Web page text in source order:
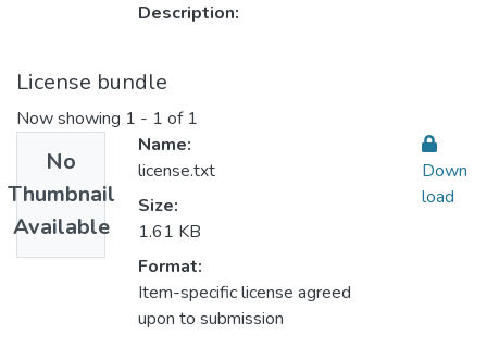
Description:
License bundle
Now showing 1 - 1 of 1
No
Thumbnail
Available
Name:
license.txt
Size:
1.61 KB
Format:
Item-specific license agreed
upon to submission
Down
load